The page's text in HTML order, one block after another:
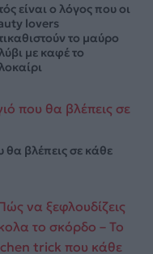
είναι ο λόγος που οι
lovers
το μαύρο
με καφέ το
θα βλέπεις σε κάθε